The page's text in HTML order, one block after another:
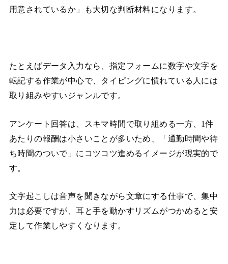
用意されているか」も大切な判断材料になります。
たとえばデータ入力なら、指定フォームに数字や文字を
転記する作業が中心で、タイピングに慣れている人には
取り組みやすいジャンルです。
アンケート回答は、スキマ時間で取り組める一方、1件
あたりの報酬は小さいことが多いため、「通勤時間や待
ち時間のついで」にコツコツ進めるイメージが現実的で
す。
文字起こしは音声を聞きながら文章にする仕事で、集中
力は必要ですが、耳と手を動かすリズムがつかめると安
定して作業しやすくなります。